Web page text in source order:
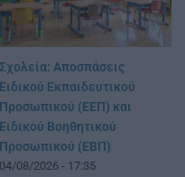
Σχολεία: Αποσπάσεις
Ειδικού Εκπαιδευτικού
Προσωπικού (ΕΕΠ) και
Ειδικού Βοηθητικού
Προσωπικού (ΕΒΠ)
04/08/2026 - 17:35